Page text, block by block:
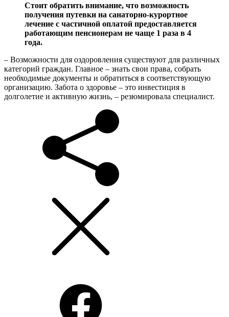
Стоит обратить внимание, что возможность
получения путевки на санаторно-курортное
лечение с частичной оплатой предоставляется
работающим пенсионерам не чаще 1 раза в 4
года.
– Возможности для оздоровления существуют для различных
категорий граждан. Главное – знать свои права, собрать
необходимые документы и обратиться в соответствующую
организацию. Забота о здоровье – это инвестиция в
долголетие и активную жизнь, – резюмировала специалист.